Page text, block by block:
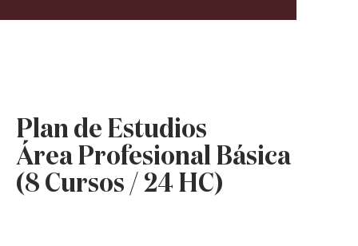
Plan de Estudios
Área Profesional Básica
(8 Cursos / 24 HC)